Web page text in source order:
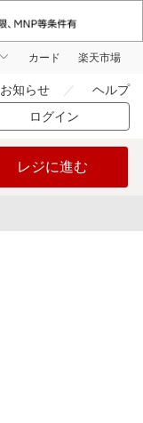
カード 楽天市場
お知らせ ヘルプ
ログイン
レジに進む